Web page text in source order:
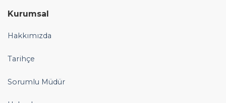
Kurumsal
Hakkımızda
Tarihçe
Sorumlu Müdür